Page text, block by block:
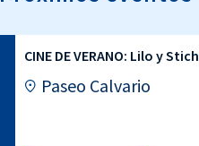
CINE DE VERANO: Lilo y Stich
Paseo Calvario